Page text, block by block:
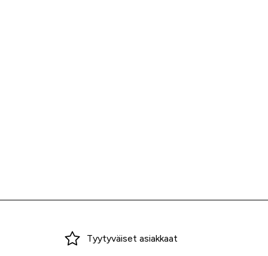
Miksi ostaa Tarvikekeskuksesta?
Tyytyväiset asiakkaat